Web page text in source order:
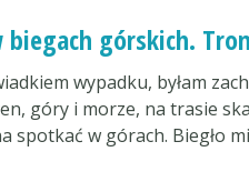
górskich.
wypadku, byłam
góry i morze, na trasie
spotkać w górach. Biegło